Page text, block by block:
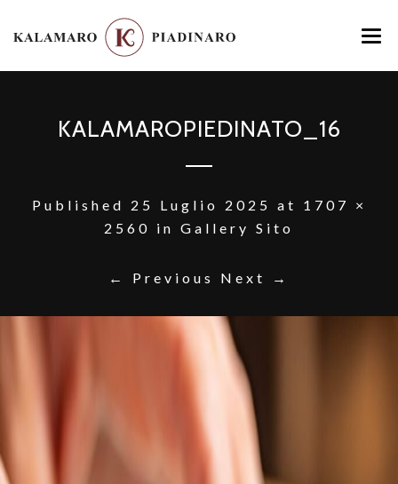
GALLERY
KALAMAROPIEDINATO_16
Published 25 Luglio 2025 at 1707 ×
2560 in Gallery Sito
← Previous Next →